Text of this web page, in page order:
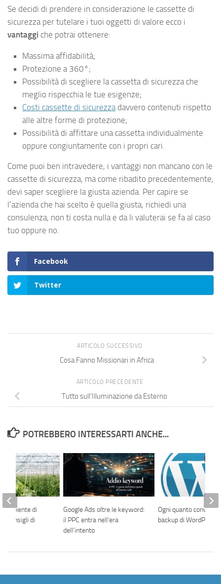
Se decidi di prendere in considerazione le cassette di
sicurezza per tutelare i tuoi oggetti di valore ecco i
vantaggi che potrai ottenere:
Massima affidabilità;
Protezione a 360°;
Possibilità di scegliere la cassetta di sicurezza che
meglio rispecchia le tue esigenze;
Costi cassette di sicurezza davvero contenuti rispetto
alle altre forme di protezione;
Possibilità di affittare una cassetta individualmente
oppure congiuntamente con i propri cari.
Come puoi ben intravedere, i vantaggi non mancano con le
cassette di sicurezza, ma come ribadito precedentemente,
devi saper scegliere la giusta azienda. Per capire se
l’azienda che hai scelto è quella giusta, richiedi una
consulenza, non ti costa nulla e da li valuterai se fa al caso
tuo oppure no.
Facebook
Twitter
ARTICOLO SUCCESSIVO
Cosa Fanno Missionari in Africa
ARTICOLO PRECEDENTE
Tutto sull’Illuminazione da Esterno
POTREBBERO INTERESSARTI ANCHE...
Google Ads oltre le keyword:
il PPC entra nell’era
dell’intento
Ogni quanto conviene
backup di WordPress
ambiente di
i consigli di